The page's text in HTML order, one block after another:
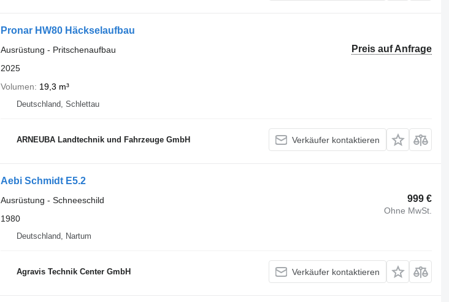
Pronar HW80 Häckselaufbau
Preis auf Anfrage
Ausrüstung - Pritschenaufbau
2025
Volumen
19,3 m³
Deutschland, Schlettau
ARNEUBA Landtechnik und Fahrzeuge GmbH Verkäufer kontaktieren
Aebi Schmidt E5.2
999 €
Ohne MwSt.
Ausrüstung - Schneeschild
1980
Deutschland, Nartum
Agravis Technik Center GmbH Verkäufer kontaktieren